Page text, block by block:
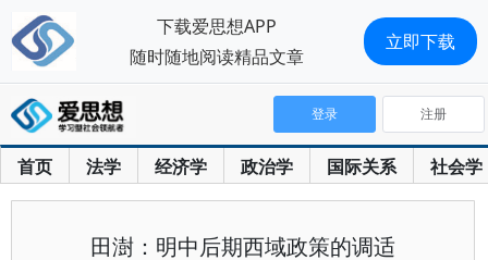
首页 法学 经济学 政治学 国际关系 社会学
登录 注册
田澍：明中后期西域政策的调适
下载爱思想APP
随时随地阅读精品文章
立即下载